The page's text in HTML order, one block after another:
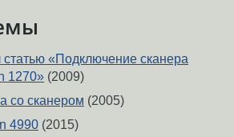
статью «Подключение сканера
1270» (2009)
со сканером (2005)
4990 (2015)